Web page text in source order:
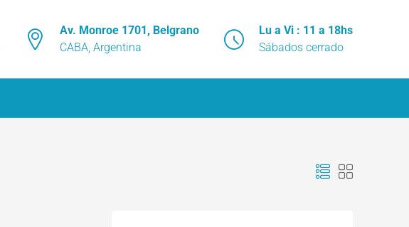
Av. Monroe 1701, Belgrano
CABA, Argentina
Lu a Vi : 11 a 18hs
Sábados cerrado